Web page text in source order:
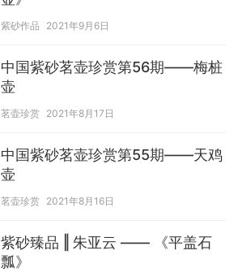
紫砂作品 2021年9月6日
中国紫砂茗壶珍赏第56期——梅桩
壶
茗壶珍赏 2021年8月17日
中国紫砂茗壶珍赏第55期——天鸡
壶
茗壶珍赏 2021年8月16日
紫砂臻品 ‖ 朱亚云 —— 《平盖石
瓢》